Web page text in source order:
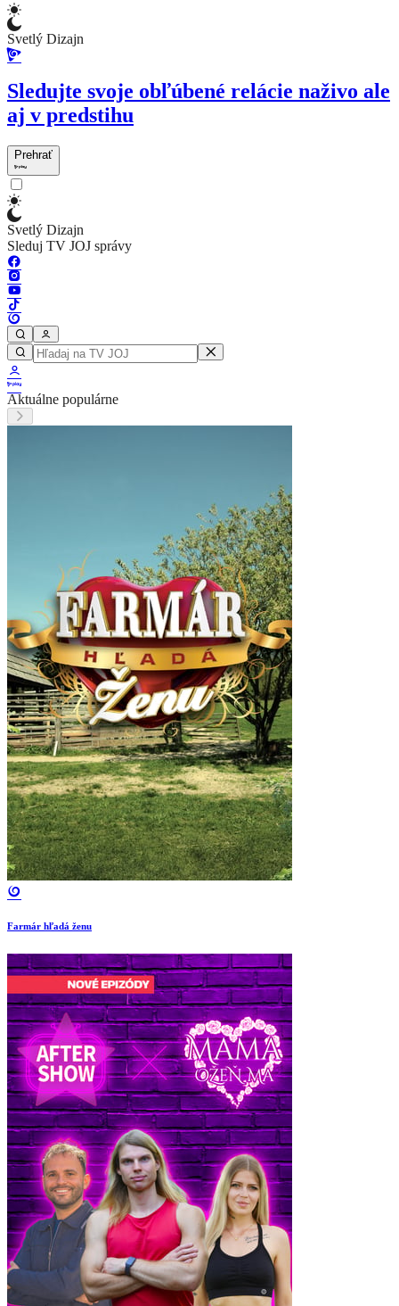
Svetlý Dizajn
Sledujte svoje obľúbené relácie naživo ale
aj v predstihu
Prehrať
Svetlý Dizajn
Sleduj TV JOJ správy
Aktuálne populárne
Farmár hľadá ženu